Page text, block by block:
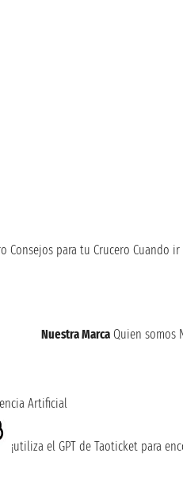
Consejos para tu Crucero Cuando ir
Nuestra Marca Quien somos
Artificial
¡utiliza el GPT de Taoticket para